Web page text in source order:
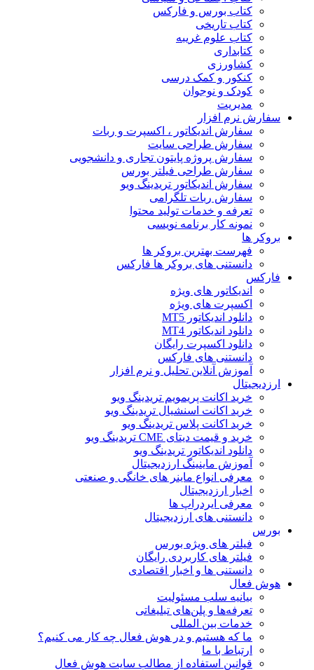
کتاب بورس و فارکس
کتاب تاریخی
کتاب علوم غریبه
کتابداری
کشاورزی
کنکور و کمک‌ درسی
کودک و نوجوان
مدیریت
سفارش نرم افزار
سفارش اندیکاتور ، اکسپرت و ربات
سفارش طراحی سایت
سفارش پروژه پایتون تجاری و دانشجویی
سفارش طراحی فیلتر بورس
سفارش اندیکاتور تریدینگ ویو
سفارش ربات تلگرامی
تعرفه و خدمات تولید محتوا
نمونه کار برنامه نویسی
بروکر ها
فهرست بهترین بروکر ها
دانستنی های بروکر ها فارکس
فارکس
اندیکاتور های ویژه
اکسپرت های ویژه
دانلود اندیکاتور MT5
دانلود اندیکاتور MT4
دانلود اکسپرت رایگان
دانستنی های فارکس
آموزش آنلاین تحلیل و نرم افزار
ارزدیجیتال
خرید اکانت پریمویم تریدینگ ویو
خرید اکانت اسنشیال تریدینگ ویو
خرید اکانت پلاس تریدینگ ویو
خرید و قیمت دیتای CME تریدینگ ویو
دانلود اندیکاتور تریدینگ ویو
آموزش ماینینگ ارزدیجیتال
معرفی انواع ماینر های خانگی و صنعتی
اخبار ارزدیجیتال
معرفی ایردراپ ها
دانستنی های ارزدیجیتال
بورس
فیلتر های ویژه بورس
فیلتر های کاربردی رایگان
دانستنی ها و اخبار اقتصادی
هوش فعال
بیانیه سلب مسئولیت
تعرفه‌ها و پلن‌های تبلیغاتی
خدمات بین المللی
ما که هستیم و در هوش فعال چه کار می کنیم؟
ارتباط با ما
قوانین استفاده از مطالب سایت هوش فعال